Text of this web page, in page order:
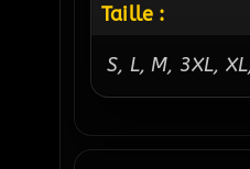
Taille :
S, L, M, 3XL,